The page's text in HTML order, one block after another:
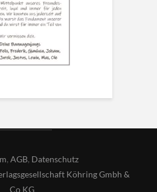
, AGB, Datenschutz
Köhring Gmbh &
Co KG